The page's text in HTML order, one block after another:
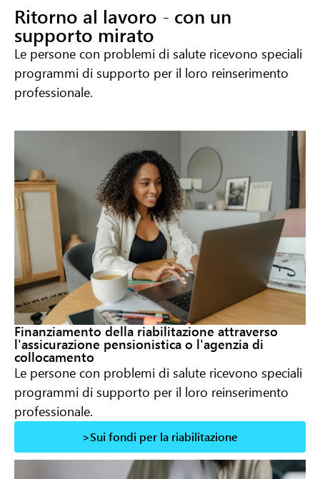
Ritorno al lavoro - con un
supporto mirato
Le persone con problemi di salute ricevono speciali
programmi di supporto per il loro reinserimento
professionale.
Finanziamento della riabilitazione attraverso
l'assicurazione pensionistica o l'agenzia di
collocamento
Le persone con problemi di salute ricevono speciali
programmi di supporto per il loro reinserimento
professionale.
>Sui fondi per la riabilitazione